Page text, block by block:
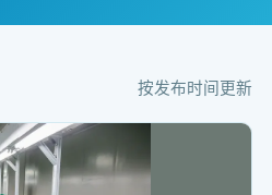
按发布时间更新